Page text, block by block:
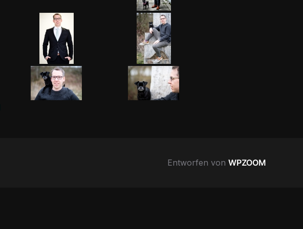
Entworfen von WPZOOM